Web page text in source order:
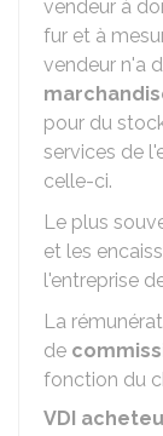
vendeur à
fur et à
vendeur n'a
pour du
services de
celle-ci.
Le plus
et les
l'entreprise
La
de
fonction du
VDI